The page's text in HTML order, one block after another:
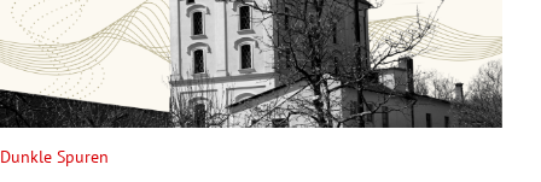
Dunkle Spuren